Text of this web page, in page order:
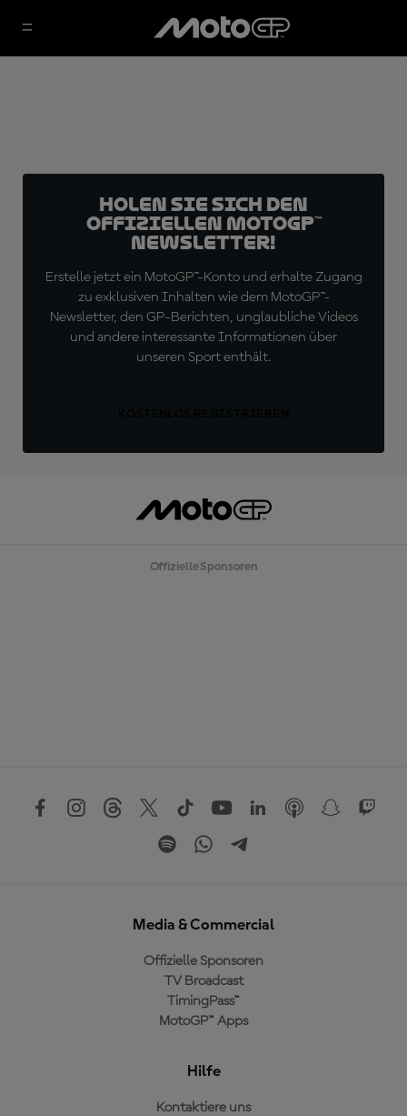
Holen Sie sich den
offiziellen MotoGP™
Newsletter!
Erstelle jetzt ein MotoGP™-Konto und erhalte Zugang
zu exklusiven Inhalten wie dem MotoGP™-
Newsletter, den GP-Berichten, unglaubliche Videos
und andere interessante Informationen über
unseren Sport enthält.
Offizielle Sponsoren
Media & Commercial
Offizielle Sponsoren
TV Broadcast
TimingPass™
MotoGP™ Apps
Hilfe
Kontaktiere uns